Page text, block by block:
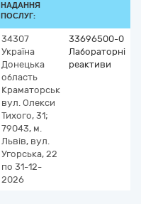
НАДАННЯ
ПОСЛУГ:
34307
Україна
Донецька
область
Краматорськ
вул. Олекси
Тихого, 31;
79043, м.
Львів, вул.
Угорська, 22
по 31-12-
2026
33696500-0
Лабораторні
реактиви